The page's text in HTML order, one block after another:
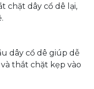
chặt dây cổ dê lại,
dây cổ dê giúp dễ
thắt chặt kẹp vào